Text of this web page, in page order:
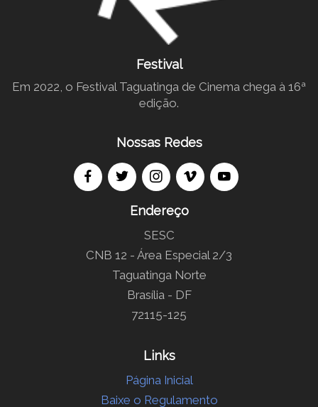
Festival
Em 2022, o Festival Taguatinga de Cinema chega à 16ª
edição.
Nossas Redes
Endereço
SESC
CNB 12 - Área Especial 2/3
Taguatinga Norte
Brasília - DF
72115-125
Links
Página Inicial
Baixe o Regulamento